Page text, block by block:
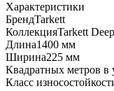
Характеристики
БрендTarkett
КоллекцияTarkett
Длина1400 мм
Ширина225 мм
Квадратных метров в
Класс